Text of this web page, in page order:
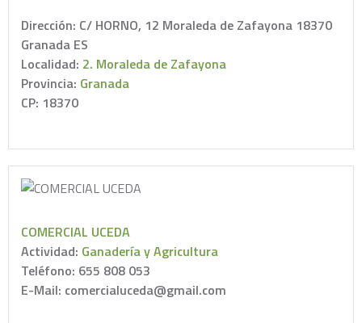
Dirección: C/ HORNO, 12 Moraleda de Zafayona 18370
Granada ES
Localidad: 2. Moraleda de Zafayona
Provincia: Granada
CP: 18370
COMERCIAL UCEDA
Actividad: Ganadería y Agricultura
Teléfono: 655 808 053
E-Mail: comercialuceda@gmail.com